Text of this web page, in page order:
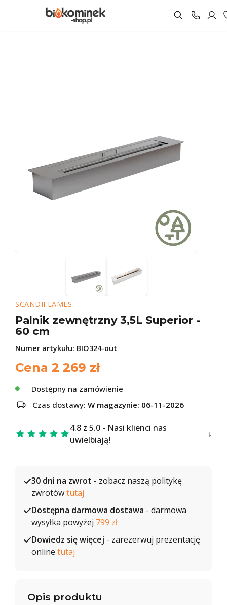
SCANDIFLAMES
Palnik zewnętrzny 3,5L Superior -
60 cm
Numer artykułu: BIO324-out
Cena 2 269 zł
Dostępny na zamówienie
Czas dostawy: W magazynie: 06-11-2026
4.8 z 5.0 - Nasi klienci nas
uwielbiają!
30 dni na zwrot - zobacz naszą politykę
zwrotówtutaj
Dostępna darmowa dostawa - darmowa
wysyłka powyżej 799 zł
Dowiedz się więcej - zarezerwuj prezentację
online tutaj
Opis produktu